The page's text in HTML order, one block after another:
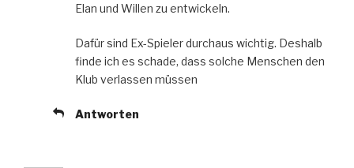
Elan und Willen zu entwickeln.
Dafür sind Ex-Spieler durchaus wichtig. Deshalb
finde ich es schade, dass solche Menschen den
Klub verlassen müssen
Antworten